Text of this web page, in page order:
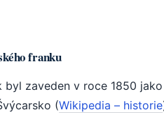
franku
byl zaveden v roce 1850
(Wikipedia – historie